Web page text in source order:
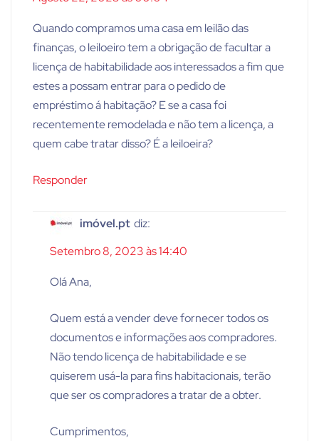
Quando compramos uma casa em leilão das
finanças, o leiloeiro tem a obrigação de facultar a
licença de habitabilidade aos interessados a fim que
estes a possam entrar para o pedido de
empréstimo á habitação? E se a casa foi
recentemente remodelada e não tem a licença, a
quem cabe tratar disso? É a leiloeira?
Responder
imóvel.pt diz:
Setembro 8, 2023 às 14:40
Olá Ana,
Quem está a vender deve fornecer todos os
documentos e informações aos compradores.
Não tendo licença de habitabilidade e se
quiserem usá-la para fins habitacionais, terão
que ser os compradores a tratar de a obter.
Cumprimentos,